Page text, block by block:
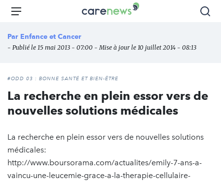
Aller
principal
Carenews,
des
l'engagement
Menu
Par Enfance et Cancer
- Publié le 15 mai 2013 - 07:00 - Mise à jour le 10 juillet 2014 - 08:13
#ODD 03 : BONNE SANTÉ ET BIEN-ÊTRE
La recherche en plein essor vers de
nouvelles solutions médicales
La recherche en plein essor vers de nouvelles solutions
médicales:
http://www.boursorama.com/actualites/emily-7-ans-a-
vaincu-une-leucemie-grace-a-la-therapie-cellulaire-